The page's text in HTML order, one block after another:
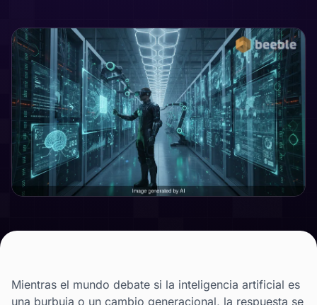
Mientras el mundo debate si la inteligencia artificial es
una burbuja o un cambio generacional, la respuesta se